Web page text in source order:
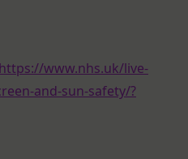
https://www.nhs.uk/live-
and-sun-safety/?